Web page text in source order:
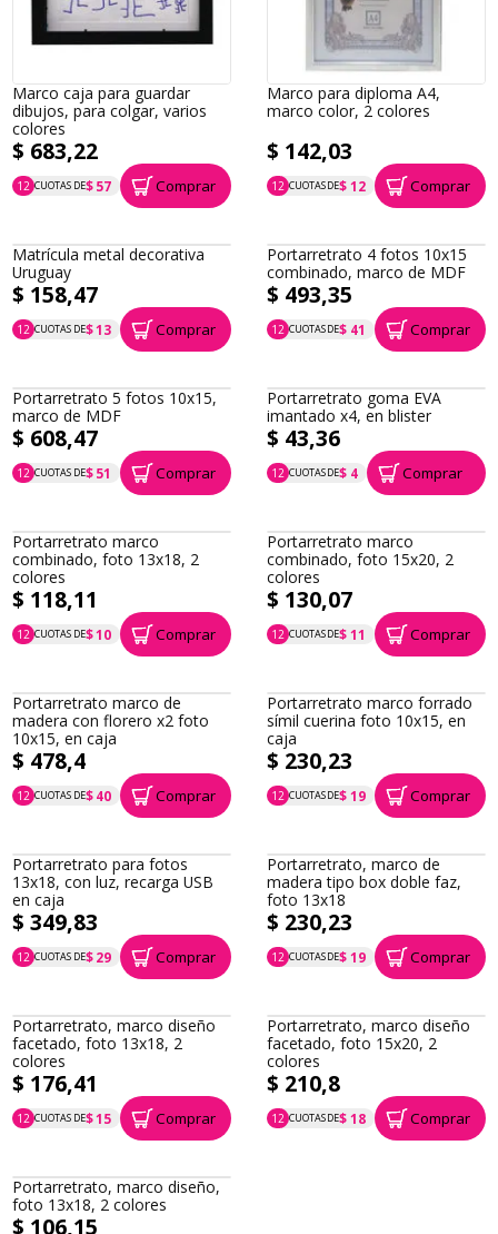
Marco caja para guardar
dibujos, para colgar, varios
colores
$ 683,22
12 CUOTAS DE$ 57
P.T.F. $ 683 Comprar
Marco para diploma A4,
marco color, 2 colores
$ 142,03
12 CUOTAS DE$ 12
P.T.F. $ 142 Comprar
Matrícula metal decorativa
Uruguay
$ 158,47
12 CUOTAS DE$ 13
P.T.F. $ 158 Comprar
Portarretrato 4 fotos 10x15
combinado, marco de MDF
$ 493,35
12 CUOTAS DE$ 41
P.T.F. $ 493 Comprar
Portarretrato 5 fotos 10x15,
marco de MDF
$ 608,47
12 CUOTAS DE$ 51
P.T.F. $ 608 Comprar
Portarretrato goma EVA
imantado x4, en blister
$ 43,36
12 CUOTAS DE$ 4
P.T.F. $ 43 Comprar
Portarretrato marco
combinado, foto 13x18, 2
colores
$ 118,11
12 CUOTAS DE$ 10
P.T.F. $ 118 Comprar
Portarretrato marco
combinado, foto 15x20, 2
colores
$ 130,07
12 CUOTAS DE$ 11
P.T.F. $ 130 Comprar
Portarretrato marco de
madera con florero x2 foto
10x15, en caja
$ 478,4
12 CUOTAS DE$ 40
P.T.F. $ 478 Comprar
Portarretrato marco forrado
símil cuerina foto 10x15, en
caja
$ 230,23
12 CUOTAS DE$ 19
P.T.F. $ 230 Comprar
Portarretrato para fotos
13x18, con luz, recarga USB
en caja
$ 349,83
12 CUOTAS DE$ 29
P.T.F. $ 350 Comprar
Portarretrato, marco de
madera tipo box doble faz,
foto 13x18
$ 230,23
12 CUOTAS DE$ 19
P.T.F. $ 230 Comprar
Portarretrato, marco diseño
facetado, foto 13x18, 2
colores
$ 176,41
12 CUOTAS DE$ 15
P.T.F. $ 176 Comprar
Portarretrato, marco diseño
facetado, foto 15x20, 2
colores
$ 210,8
12 CUOTAS DE$ 18
P.T.F. $ 211 Comprar
Portarretrato, marco diseño,
foto 13x18, 2 colores
$ 106,15